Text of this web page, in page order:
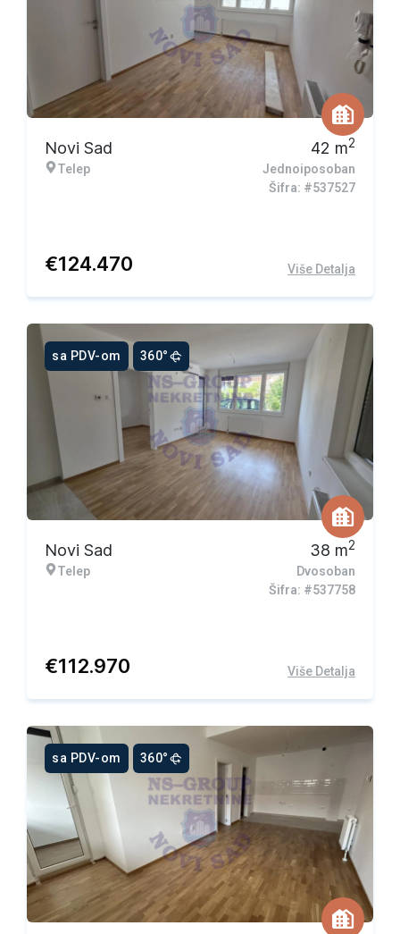
Novi Sad
Telep
42 m2
Jednoiposoban
Šifra: #537527
€124.470 Više Detalja
sa PDV-om 360°
Novi Sad
Telep
38 m2
Dvosoban
Šifra: #537758
€112.970 Više Detalja
sa PDV-om 360°